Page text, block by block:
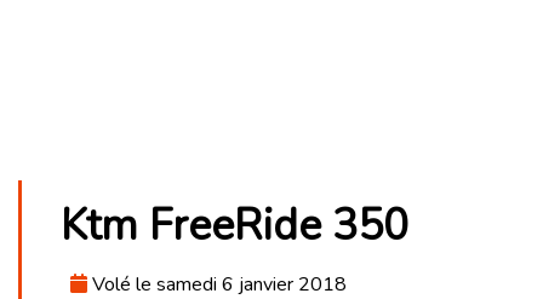
Ktm FreeRide 350
Volé le samedi 6 janvier 2018